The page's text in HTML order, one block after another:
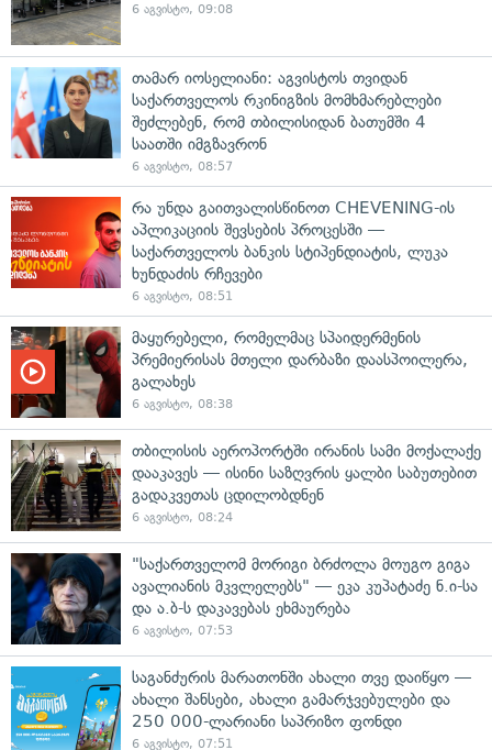
6 აგვისტო, 09:08
თამარ იოსელიანი: აგვისტოს თვიდან
საქართველოს რკინიგზის მომხმარებლები
შეძლებენ, რომ თბილისიდან ბათუმში 4
საათში იმგზავრონ
6 აგვისტო, 08:57
რა უნდა გაითვალისწინოთ CHEVENING-ის
აპლიკაციის შევსების პროცესში —
საქართველოს ბანკის სტიპენდიატის, ლუკა
ხუნდაძის რჩევები
6 აგვისტო, 08:51
მაყურებელი, რომელმაც სპაიდერმენის
პრემიერისას მთელი დარბაზი დაასპოილერა,
გალახეს
6 აგვისტო, 08:38
თბილისის აეროპორტში ირანის სამი მოქალაქე
დააკავეს — ისინი საზღვრის ყალბი საბუთებით
გადაკვეთას ცდილობდნენ
6 აგვისტო, 08:24
"საქართველომ მორიგი ბრძოლა მოუგო გიგა
ავალიანის მკვლელებს" — ეკა კუპატაძე ნ.ი-სა
და ა.ბ-ს დაკავებას ეხმაურება
6 აგვისტო, 07:53
საგანძურის მარათონში ახალი თვე დაიწყო —
ახალი შანსები, ახალი გამარჯვებულები და
250 000-ლარიანი საპრიზო ფონდი
6 აგვისტო, 07:51